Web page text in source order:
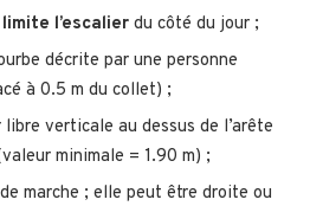
limite l’escalier du côté du jour ;
décrite par une personne
à 0.5 m du collet) ;
verticale au dessus de l’arête
minimale = 1.90 m) ;
marche ; elle peut être droite ou